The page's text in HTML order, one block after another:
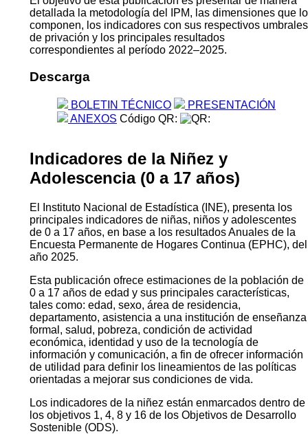
detallada la metodología del IPM, las dimensiones que lo
componen, los indicadores con sus respectivos umbrales
de privación y los principales resultados
correspondientes al período 2022–2025.
Descarga
BOLETIN TÉCNICO
PRESENTACIÓN
ANEXOS Código QR:
Indicadores de la Niñez y
Adolescencia (0 a 17 años)
El Instituto Nacional de Estadística (INE), presenta los
principales indicadores de niñas, niños y adolescentes
de 0 a 17 años, en base a los resultados Anuales de la
Encuesta Permanente de Hogares Continua (EPHC), del
año 2025.
Esta publicación ofrece estimaciones de la población de
0 a 17 años de edad y sus principales características,
tales como: edad, sexo, área de residencia,
departamento, asistencia a una institución de enseñanza
formal, salud, pobreza, condición de actividad
económica, identidad y uso de la tecnología de
información y comunicación, a fin de ofrecer información
de utilidad para definir los lineamientos de las políticas
orientadas a mejorar sus condiciones de vida.
Los indicadores de la niñez están enmarcados dentro de
los objetivos 1, 4, 8 y 16 de los Objetivos de Desarrollo
Sostenible (ODS).